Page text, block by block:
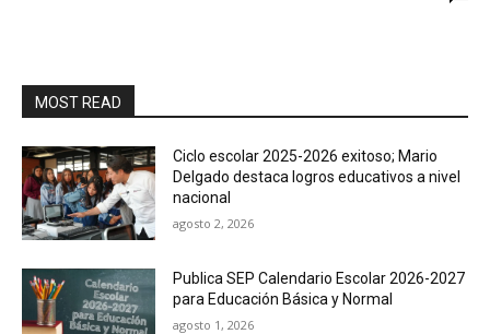
MOST READ
Ciclo escolar 2025-2026 exitoso; Mario
Delgado destaca logros educativos a nivel
nacional
agosto 2, 2026
Publica SEP Calendario Escolar 2026-2027
para Educación Básica y Normal
agosto 1, 2026